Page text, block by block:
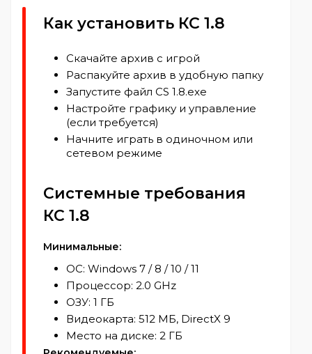
Как установить КС 1.8
Скачайте архив с игрой
Распакуйте архив в удобную папку
Запустите файл CS 1.8.exe
Настройте графику и управление
(если требуется)
Начните играть в одиночном или
сетевом режиме
Системные требования
КС 1.8
Минимальные:
ОС: Windows 7 / 8 / 10 / 11
Процессор: 2.0 GHz
ОЗУ: 1 ГБ
Видеокарта: 512 МБ, DirectX 9
Место на диске: 2 ГБ